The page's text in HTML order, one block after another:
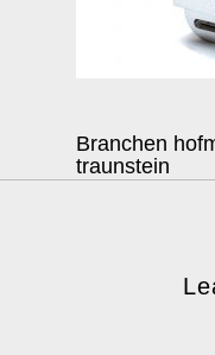
Branchen
traunstein